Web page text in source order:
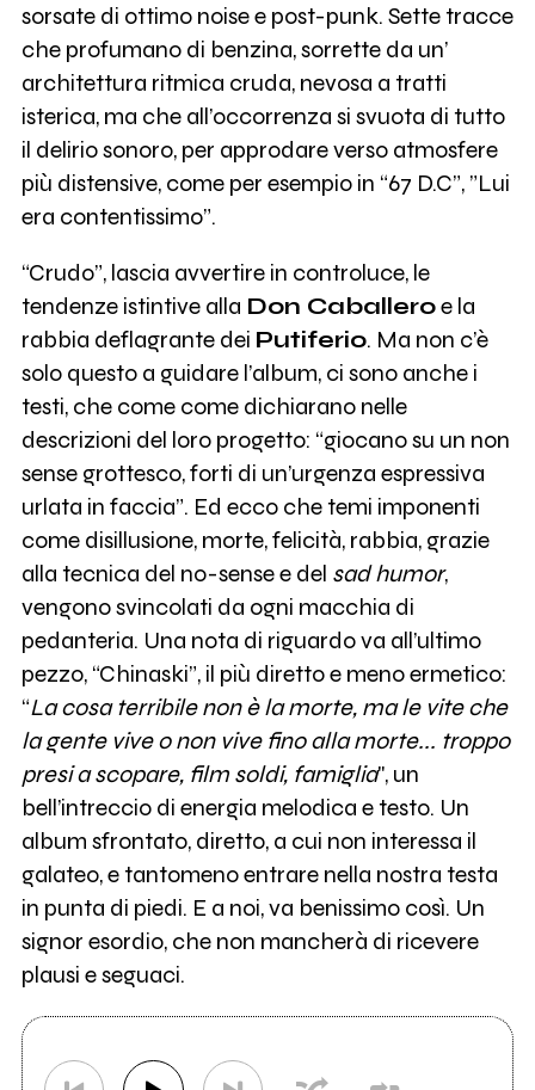
sorsate di ottimo noise e post-punk. Sette tracce
che profumano di benzina, sorrette da un’
architettura ritmica cruda, nevosa a tratti
isterica, ma che all’occorrenza si svuota di tutto
il delirio sonoro, per approdare verso atmosfere
più distensive, come per esempio in “67 D.C”, ”Lui
era contentissimo”.
“Crudo”, lascia avvertire in controluce, le
tendenze istintive alla Don Caballeroe la
rabbia deflagrante dei Putiferio. Ma non c’è
solo questo a guidare l’album, ci sono anche i
testi, che come come dichiarano nelle
descrizioni del loro progetto: “giocano su un non
sense grottesco, forti di un’urgenza espressiva
urlata in faccia”. Ed ecco che temi imponenti
come disillusione, morte, felicità, rabbia, grazie
alla tecnica del no-sense e del sad humor,
vengono svincolati da ogni macchia di
pedanteria. Una nota di riguardo va all’ultimo
pezzo, “Chinaski”, il più diretto e meno ermetico:
“La cosa terribile non è la morte, ma le vite che
la gente vive o non vive fino alla morte... troppo
presi a scopare, film soldi, famiglia", un
bell’intreccio di energia melodica e testo. Un
album sfrontato, diretto, a cui non interessa il
galateo, e tantomeno entrare nella nostra testa
in punta di piedi. E a noi, va benissimo così. Un
signor esordio, che non mancherà di ricevere
plausi e seguaci.